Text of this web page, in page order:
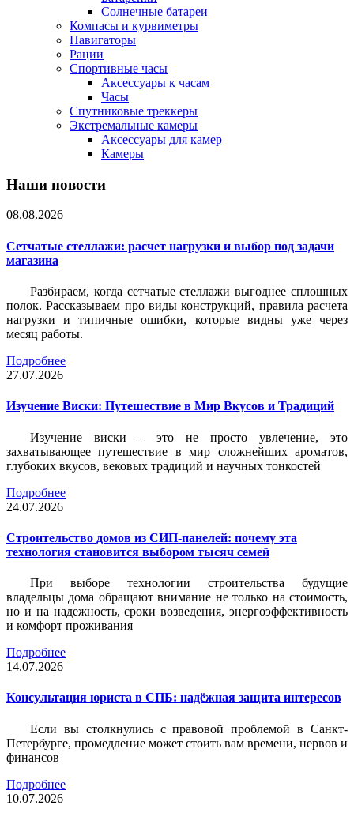
Солнечные батареи
Компасы и курвиметры
Навигаторы
Рации
Спортивные часы
Аксессуары к часам
Часы
Спутниковые треккеры
Экстремальные камеры
Аксессуары для камер
Камеры
Наши новости
08.08.2026
Сетчатые стеллажи: расчет нагрузки и выбор под задачи
магазина
Разбираем, когда сетчатые стеллажи выгоднее сплошных
полок. Рассказываем про виды конструкций, правила расчета
нагрузки и типичные ошибки, которые видны уже через
месяц работы.
Подробнее
27.07.2026
Изучение Виски: Путешествие в Мир Вкусов и Традиций
Изучение виски – это не просто увлечение, это
захватывающее путешествие в мир сложнейших ароматов,
глубоких вкусов, вековых традиций и научных тонкостей
Подробнее
24.07.2026
Строительство домов из СИП-панелей: почему эта
технология становится выбором тысяч семей
При выборе технологии строительства будущие
владельцы дома обращают внимание не только на стоимость,
но и на надежность, сроки возведения, энергоэффективность
и комфорт проживания
Подробнее
14.07.2026
Консультация юриста в СПБ: надёжная защита интересов
Если вы столкнулись с правовой проблемой в Санкт-
Петербурге, промедление может стоить вам времени, нервов и
финансов
Подробнее
10.07.2026